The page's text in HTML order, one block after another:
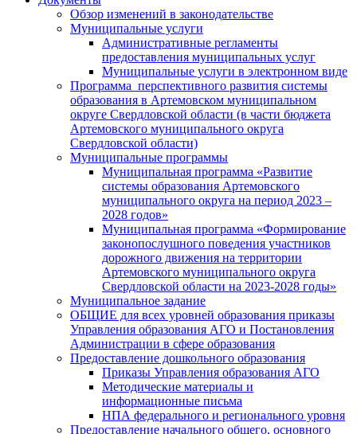
Обзор изменений в законодательстве
Муниципальные услуги
Административные регламенты
предоставления муниципальных услуг
Муниципальные услуги в электронном виде
Программа перспективного развития системы
образования в Артемовском муниципальном
округе Свердловской области (в части бюджета
Артемовского муниципального округа
Свердловской области)
Муниципальные программы
Муниципальная программа «Развитие
системы образования Артемовского
муниципального округа на период 2023 –
2028 годов»
Муниципальная программа «Формирование
законопослушного поведения участников
дорожного движения на территории
Артемовского муниципального округа
Свердловской области на 2023-2028 годы»
Муниципальное задание
ОБЩИЕ для всех уровней образования приказы
Управления образования АГО и Постановления
Администрации в сфере образования
Предоставление дошкольного образования
Приказы Управления образования АГО
Методические материалы и
информационные письма
НПА федерального и регионального уровня
Предоставление начального общего, основного